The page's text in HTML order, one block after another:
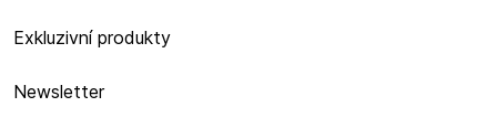
Exkluzivní produkty
Newsletter